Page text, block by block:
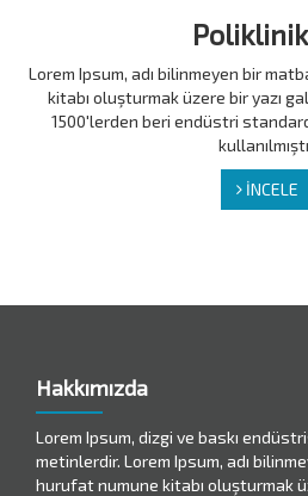
Lorem Ipsum, adı bilinmeyen bir
kitabı oluşturmak üzere bir yazı
1500'lerden beri endüstri
İNCELE
Hakkımızda
Lorem Ipsum, dizgi ve baskı
metinlerdir. Lorem Ipsum, adı
hurufat numune kitabı oluşturmak